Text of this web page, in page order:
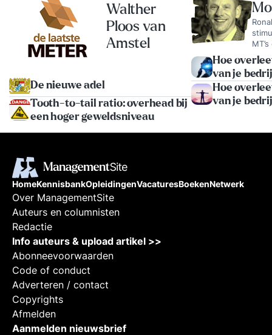
Walther
Ploos van
Amstel
De nieuwe adel
Tooth-to-tail ratio: overhead bij
een hoger geweldsniveau
écht
over
van
Hoe
van je
Hoe
van je
HomeKennisbankOpleidingenVacaturesBoekenNetwerk
Over ManagementSite
Auteurs en columnisten
Redactie
Info auteurs & upload artikel >>
Abonneevoorwaarden
Code of conduct
Adverteren / contact
Copyrights
Afmelden
Aanmelden nieuwsbrief